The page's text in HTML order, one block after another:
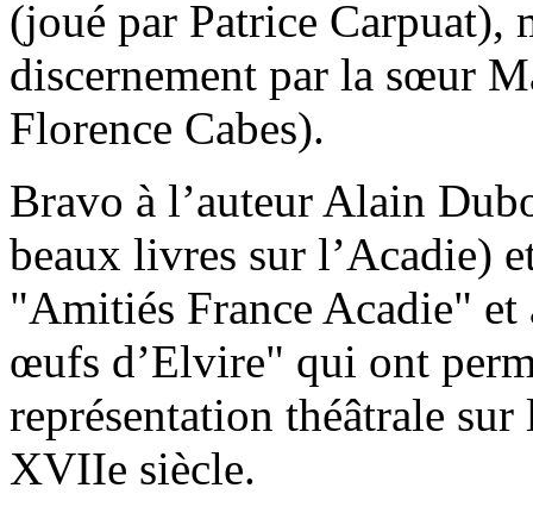
(joué par Patrice Carpuat),
discernement par la sœur
Florence Cabes).
Bravo à l’auteur Alain
beaux livres sur l’Acadie)
"Amitiés France Acadie"
œufs d’Elvire" qui ont
représentation théâtrale
XVIIe siècle.